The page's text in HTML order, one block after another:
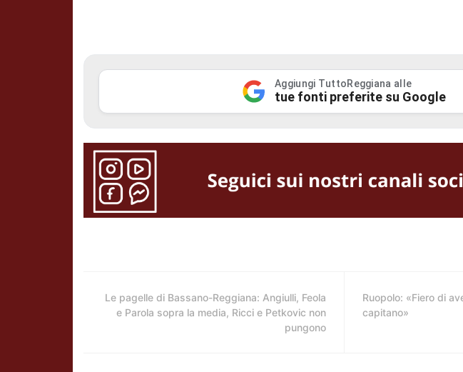
Aggiungi TuttoReggiana alle
tue fonti preferite su Google
Le pagelle di Bassano-Reggiana: Angiulli, Feola
e Parola sopra la media, Ricci e Petkovic non
pungono
Ruopolo: «Fiero di
capitano»